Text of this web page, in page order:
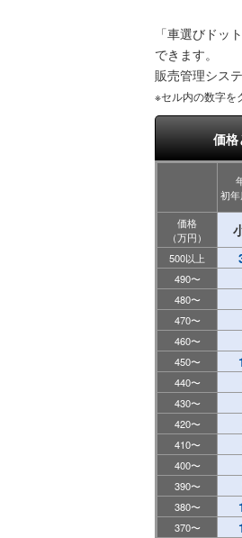
「車選びドッ
できます。
販売管理シス
※セル内の数字を
価格
初
価格
（万円）
500以上
490〜
480〜
470〜
460〜
450〜
440〜
430〜
420〜
410〜
400〜
390〜
380〜
370〜